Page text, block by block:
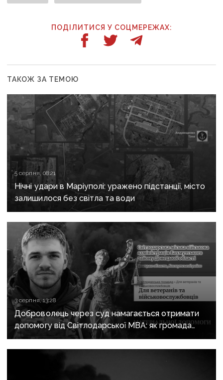
ПОДІЛИТИСЯ У СОЦМЕРЕЖАХ:
ТАКОЖ ЗА ТЕМОЮ
5 серпня, 08:21
Нічні удари в Маріуполі: уражено підстанції, місто
залишилося без світла та води
3 серпня, 13:28
Доброволець через суд намагається отримати
допомогу від Світлодарської МВА: як громада
руйнує довіру до влади